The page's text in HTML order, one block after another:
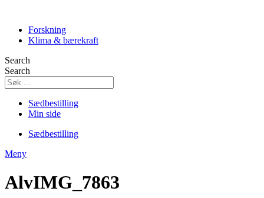
contentForskning
Klima & bærekraft
Search
Search
Sædbestilling
Min side
Sædbestilling
Meny
AlvIMG_7863